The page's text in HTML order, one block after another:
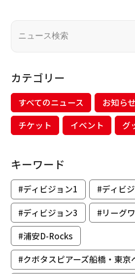
カテゴリー
すべてのニュース お知らせ
チケット
イベント グ
キーワード
#ディビジョン1
#ディビ
#ディビジョン3
#リーグ
#浦安D-Rocks
#クボタスピアーズ船橋・東京